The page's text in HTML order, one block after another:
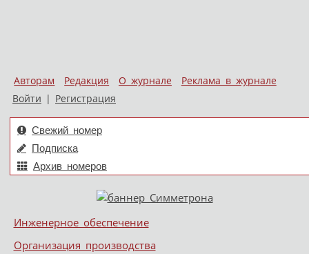
Авторам Редакция О журнале
Реклама в журнале
Войти | Регистрация
Свежий номер
Подписка
Архив номеров
Меню
Skip to content
Инженерное обеспечение
Организация производства